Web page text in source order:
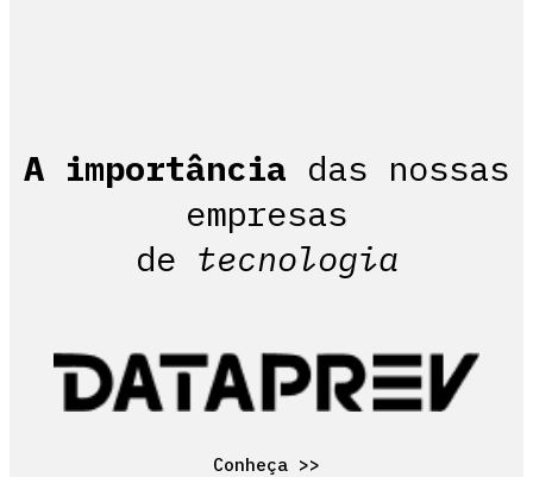
A importância das nossas
empresas
de tecnologia
Conheça >>